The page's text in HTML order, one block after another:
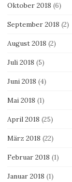
Oktober 2018 (6)
September 2018 (2)
August 2018 (2)
Juli 2018 (5)
Juni 2018 (4)
Mai 2018 (1)
April 2018 (25)
März 2018 (22)
Februar 2018 (1)
Januar 2018 (1)